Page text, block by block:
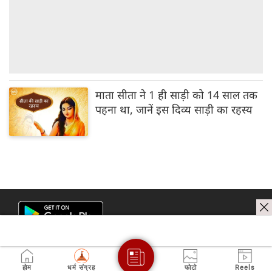
माता सीता ने 1 ही साड़ी को 14 साल तक
पहना था, जानें इस दिव्य साड़ी का रहस्य
होम धर्म संग्रह फोटो Reels